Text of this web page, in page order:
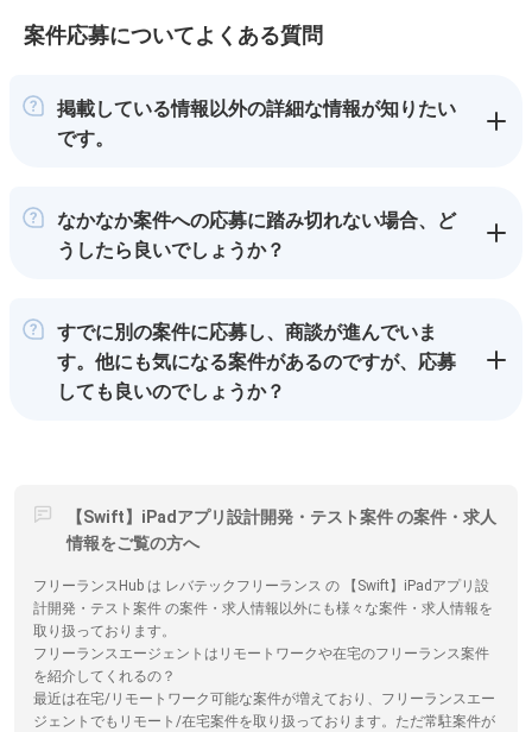
案件応募についてよくある質問
掲載している情報以外の詳細な情報が知りたい
です。
なかなか案件への応募に踏み切れない場合、ど
うしたら良いでしょうか？
すでに別の案件に応募し、商談が進んでいま
す。他にも気になる案件があるのですが、応募
しても良いのでしょうか？
【Swift】iPadアプリ設計開発・テスト案件 の案件・求人
情報をご覧の方へ
フリーランスHub は レバテックフリーランス の 【Swift】iPadアプリ設
計開発・テスト案件 の案件・求人情報以外にも様々な案件・求人情報を
取り扱っております。
フリーランスエージェントはリモートワークや在宅のフリーランス案件
を紹介してくれるの？
最近は在宅/リモートワーク可能な案件が増えており、フリーランスエー
ジェントでもリモート/在宅案件を取り扱っております。ただ常駐案件が